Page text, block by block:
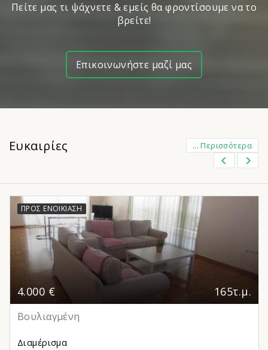
Πείτε μας τι ψάχνετε & εμείς θα φροντίσουμε να το
βρείτε!
Επικοινωνήστε μαζί μας
Ευκαιρίες ... Περισσότερα
ΠΡΟΣ ΕΝΟΙΚΊΑΣΗ
4.000 € 165τ.μ.
Βουλιαγμένη
Διαμέρισμα